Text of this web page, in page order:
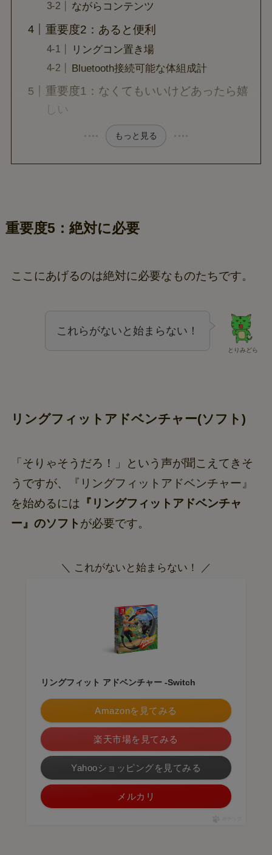
ながらコンテンツ
重要度2：あると便利
リングコン置き場
Bluetooth接続可能な体組成計
重要度1：なくてもいいけどあったら嬉
しい
もっと見る
重要度5：絶対に必要
ここにあげるのは絶対に必要なものたちです。
とりみどら
これらがないと始まらない！
リングフィットアドベンチャー(ソフト)
「そりゃそうだろ！」という声が聞こえてきそ
うですが、『リングフィットアドベンチャー』
を始めるには 『リングフィットアドベンチャ
ー』のソフトが必要です。
＼ これがないと始まらない！ ／
リングフィット アドベンチャー -Switch
Amazonを見てみる
楽天市場を見てみる
Yahooショッピングを見てみる
メルカリ